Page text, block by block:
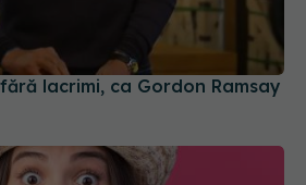
lacrimi, ca Gordon Ramsay